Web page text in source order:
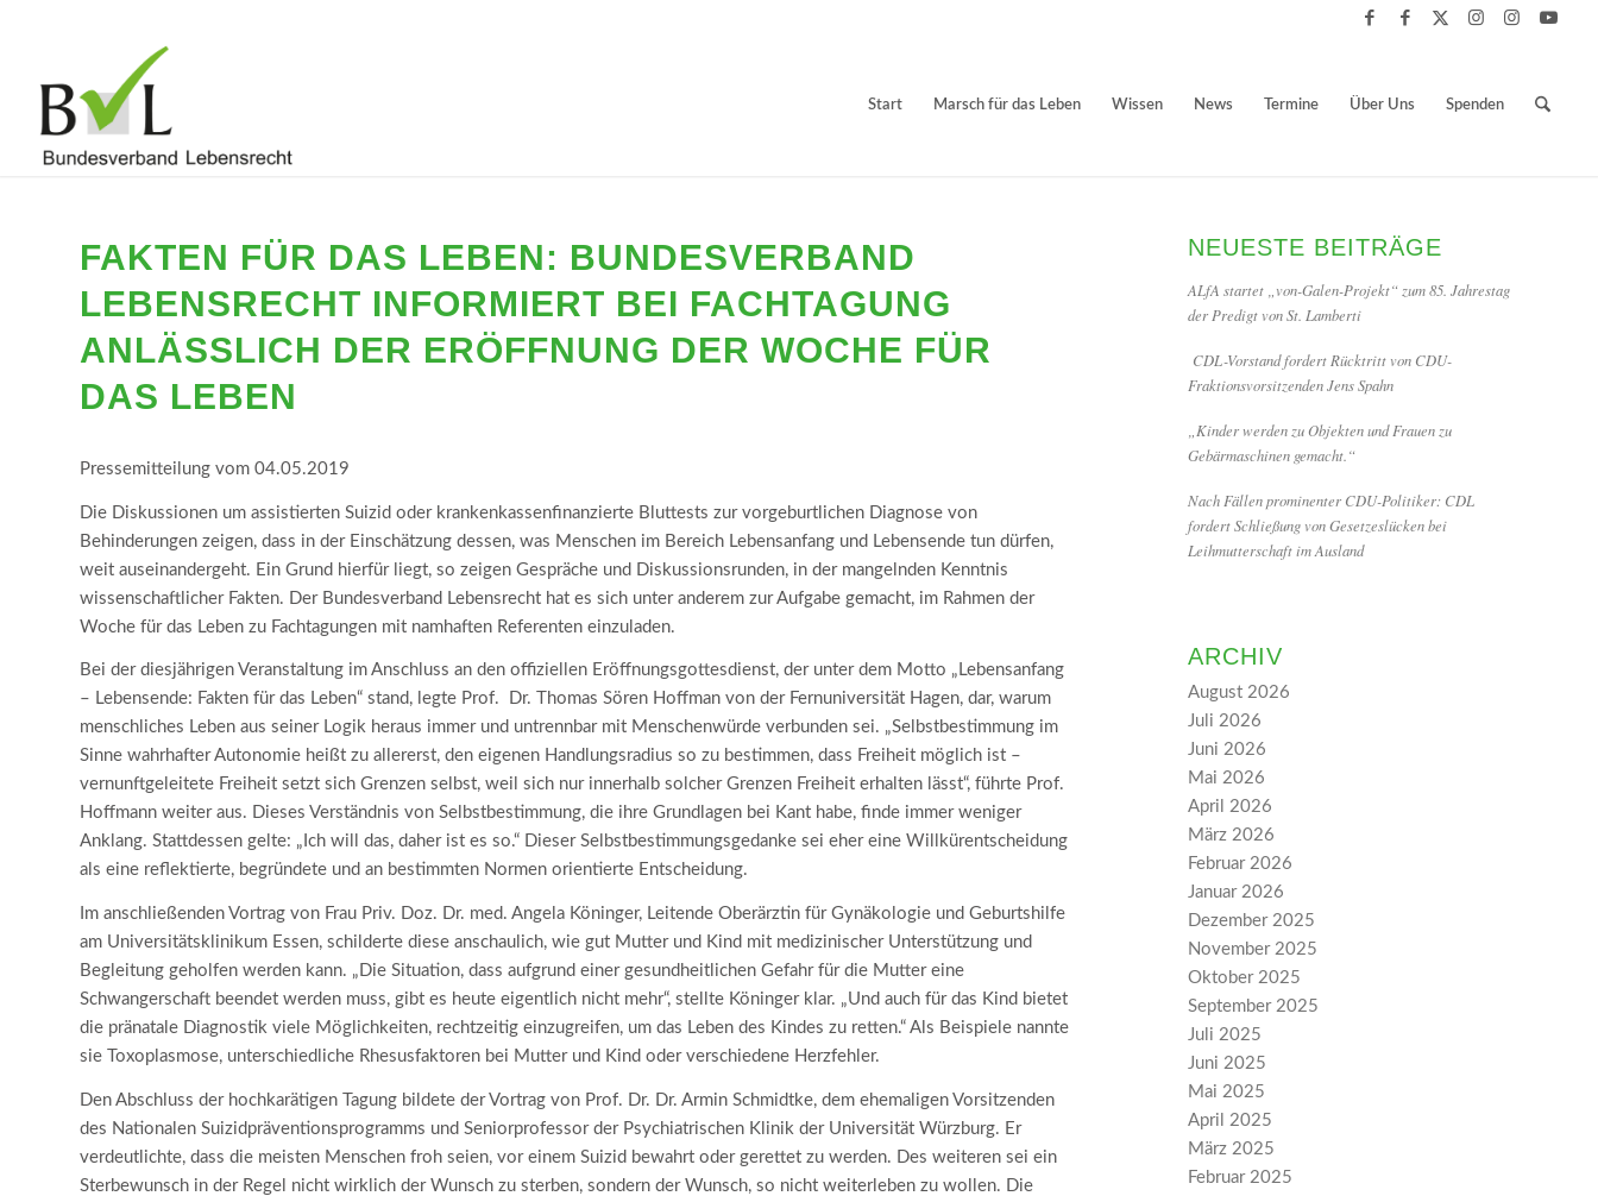
Start Marsch für das Leben Wissen News Termine Über Uns Spenden
FAKTEN FÜR DAS LEBEN: BUNDESVERBAND
LEBENSRECHT INFORMIERT BEI FACHTAGUNG
ANLÄSSLICH DER ERÖFFNUNG DER WOCHE FÜR
DAS LEBEN
Pressemitteilung vom 04.05.2019
Die Diskussionen um assistierten Suizid oder krankenkassenfinanzierte Bluttests zur vorgeburtlichen Diagnose von
Behinderungen zeigen, dass in der Einschätzung dessen, was Menschen im Bereich Lebensanfang und Lebensende tun dürfen,
weit auseinandergeht. Ein Grund hierfür liegt, so zeigen Gespräche und Diskussionsrunden, in der mangelnden Kenntnis
wissenschaftlicher Fakten. Der Bundesverband Lebensrecht hat es sich unter anderem zur Aufgabe gemacht, im Rahmen der
Woche für das Leben zu Fachtagungen mit namhaften Referenten einzuladen.
Bei der diesjährigen Veranstaltung im Anschluss an den offiziellen Eröffnungsgottesdienst, der unter dem Motto „Lebensanfang
– Lebensende: Fakten für das Leben“ stand, legte Prof. Dr. Thomas Sören Hoffman von der Fernuniversität Hagen, dar, warum
menschliches Leben aus seiner Logik heraus immer und untrennbar mit Menschenwürde verbunden sei. „Selbstbestimmung im
Sinne wahrhafter Autonomie heißt zu allererst, den eigenen Handlungsradius so zu bestimmen, dass Freiheit möglich ist –
vernunftgeleitete Freiheit setzt sich Grenzen selbst, weil sich nur innerhalb solcher Grenzen Freiheit erhalten lässt“, führte Prof.
Hoffmann weiter aus. Dieses Verständnis von Selbstbestimmung, die ihre Grundlagen bei Kant habe, finde immer weniger
Anklang. Stattdessen gelte: „Ich will das, daher ist es so.“ Dieser Selbstbestimmungsgedanke sei eher eine Willkürentscheidung
als eine reflektierte, begründete und an bestimmten Normen orientierte Entscheidung.
Im anschließenden Vortrag von Frau Priv. Doz. Dr. med. Angela Köninger, Leitende Oberärztin für Gynäkologie und Geburtshilfe
am Universitätsklinikum Essen, schilderte diese anschaulich, wie gut Mutter und Kind mit medizinischer Unterstützung und
Begleitung geholfen werden kann. „Die Situation, dass aufgrund einer gesundheitlichen Gefahr für die Mutter eine
Schwangerschaft beendet werden muss, gibt es heute eigentlich nicht mehr“, stellte Köninger klar. „Und auch für das Kind bietet
die pränatale Diagnostik viele Möglichkeiten, rechtzeitig einzugreifen, um das Leben des Kindes zu retten.“ Als Beispiele nannte
sie Toxoplasmose, unterschiedliche Rhesusfaktoren bei Mutter und Kind oder verschiedene Herzfehler.
Den Abschluss der hochkarätigen Tagung bildete der Vortrag von Prof. Dr. Dr. Armin Schmidtke, dem ehemaligen Vorsitzenden
des Nationalen Suizidpräventionsprogramms und Seniorprofessor der Psychiatrischen Klinik der Universität Würzburg. Er
verdeutlichte, dass die meisten Menschen froh seien, vor einem Suizid bewahrt oder gerettet zu werden. Des weiteren sei ein
Sterbewunsch in der Regel nicht wirklich der Wunsch zu sterben, sondern der Wunsch, so nicht weiterleben zu wollen. Die
NEUESTE BEITRÄGE
ALfA startet „von-Galen-Projekt“ zum 85. Jahrestag
der Predigt von St. Lamberti
CDL-Vorstand fordert Rücktritt von CDU-
Fraktionsvorsitzenden Jens Spahn
„Kinder werden zu Objekten und Frauen zu
Gebärmaschinen gemacht.“
Nach Fällen prominenter CDU-Politiker: CDL
fordert Schließung von Gesetzeslücken bei
Leihmutterschaft im Ausland
ARCHIV
August 2026
Juli 2026
Juni 2026
Mai 2026
April 2026
März 2026
Februar 2026
Januar 2026
Dezember 2025
November 2025
Oktober 2025
September 2025
Juli 2025
Juni 2025
Mai 2025
April 2025
März 2025
Februar 2025